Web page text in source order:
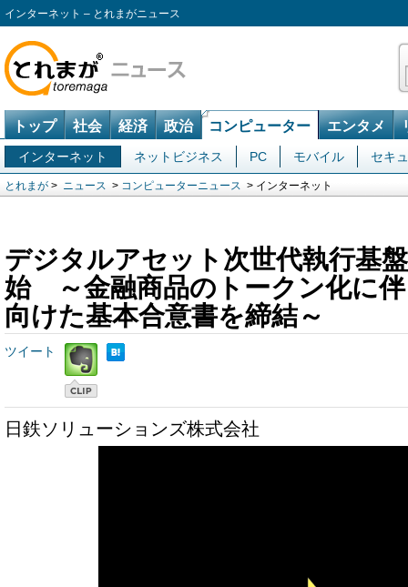
インターネット – とれまがニュース
トップ 社会 経済 政治 コンピューター エンタメ
インターネット ネットビジネス PC モバイル セキ
とれまが > ニュース > コンピューターニュース > インターネット
デジタルアセット次世代執行基
始 ～金融商品のトークン化に
向けた基本合意書を締結～
ツイート
日鉄ソリューションズ株式会社